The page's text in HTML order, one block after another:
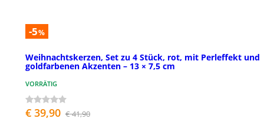
-5%
Weihnachtskerzen, Set zu 4 Stück, rot, mit Perleffekt und
goldfarbenen Akzenten – 13 × 7,5 cm
VORRÄTIG
€ 39,90 € 41,90